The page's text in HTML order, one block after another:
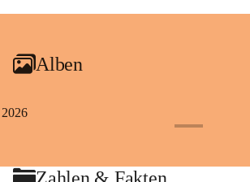
Alben
2026
Zahlen & Fakten